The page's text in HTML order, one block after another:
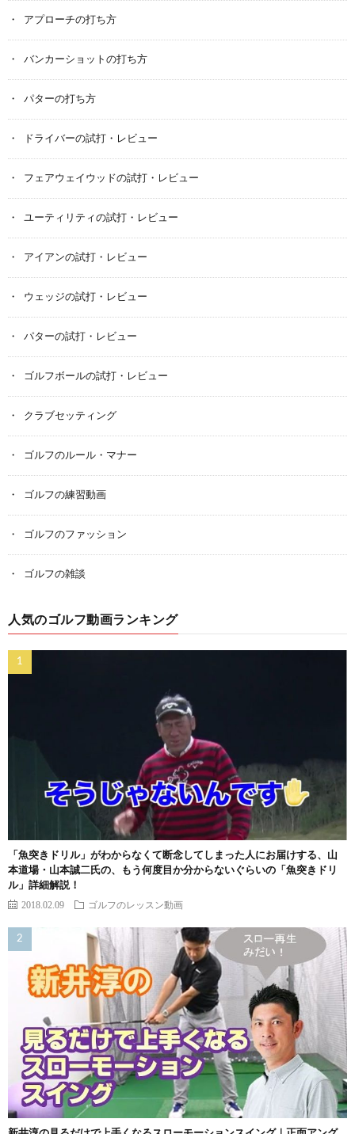
アプローチの打ち方
バンカーショットの打ち方
パターの打ち方
ドライバーの試打・レビュー
フェアウェイウッドの試打・レビュー
ユーティリティの試打・レビュー
アイアンの試打・レビュー
ウェッジの試打・レビュー
パターの試打・レビュー
ゴルフボールの試打・レビュー
クラブセッティング
ゴルフのルール・マナー
ゴルフの練習動画
ゴルフのファッション
ゴルフの雑談
人気のゴルフ動画ランキング
「魚突きドリル」がわからなくて断念してしまった人にお届けする、山
本道場・山本誠二氏の、もう何度目か分からないぐらいの「魚突きドリ
ル」詳細解説！
2018.02.09 ゴルフのレッスン動画